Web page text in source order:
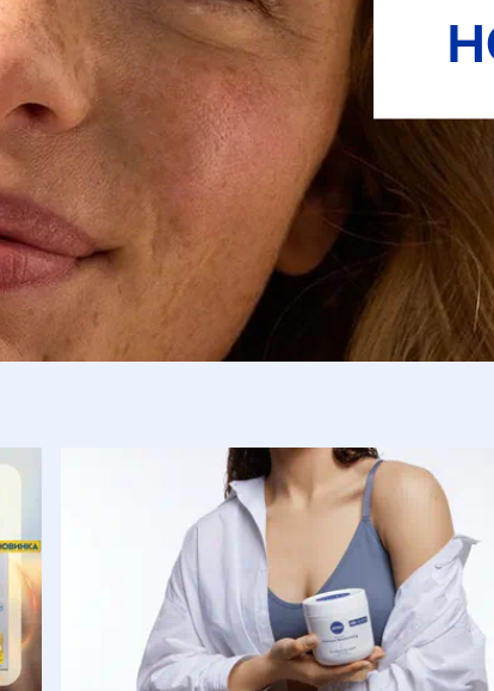
Құрғақ тері
Майлы тері
Очень сухая кожа
Терінің барлық
түрлеріне арналған
ПРИМЕНИТЬ